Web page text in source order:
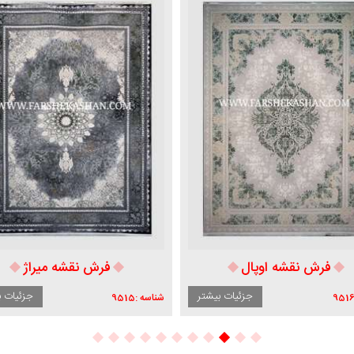
فرش نقشه اوپال
9516 جزئیات بیشتر
فرش نقشه میراژ
شناسه :9515 جزئیات